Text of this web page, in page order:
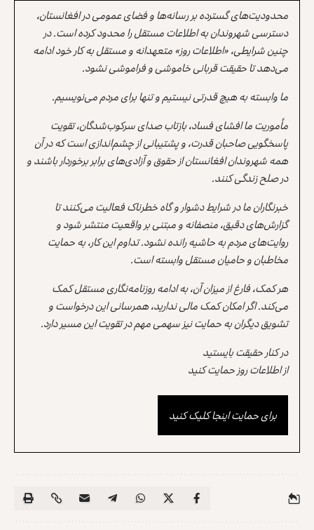
محدودیت‌های گسترده بر رسانه‌ها و فضای عمومی در افغانستان،
دسترسی شهروندان به اطلاعات مستقل را محدود کرده است. در
چنین شرایطی، «اطلاعات روز» متعهدانه و مستقل به کار خود ادامه
می‌دهد تا حقیقت قربانی خاموشی و فراموشی نشود.
ما وابسته به هیچ قدرتی نیستیم و تنها برای مردم می‌نویسیم.
مأموریت ما افشای فساد، بازتاب صدای سرکوب‌شدگان، تقویت
پاسخگویی صاحبان قدرت، و پشتیبانی از چشم‌اندازی است که در آن
همه شهروندان افغانستان از حقوق و آزادی‌های برابر برخوردار باشند و
در صلح زندگی کنند.
خبرنگاران ما در شرایط دشوار و گاه خطرناک فعالیت می‌کنند تا
گزارش‌های دقیق، منصفانه و مبتنی بر واقعیت منتشر شود و
روایت‌های مردم به حاشیه رانده نشود. تداوم این کار، به حمایت
مخاطبان و حامیان مستقل وابسته است.
هر کمک، فارغ از میزان آن، به ادامه روزنامه‌نگاری مستقل کمک
می‌کند. اگر امکان کمک مالی ندارید، همرسانی این درخواست و
تشویق دیگران به حمایت نیز سهمی مهم در تقویت این مسیر دارد.
در کنار حقیقت بایستید
از اطلاعات روز حمایت کنید
برای حمایت اینجا کلیک کنید